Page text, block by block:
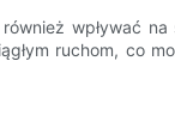
wpływać
ruchom, co